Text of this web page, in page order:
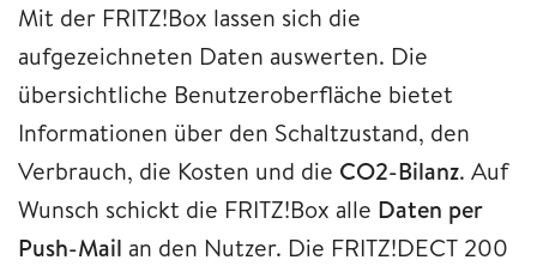
Mit der FRITZ!Box lassen sich die
aufgezeichneten Daten auswerten. Die
übersichtliche Benutzeroberfläche bietet
Informationen über den Schaltzustand, den
Verbrauch, die Kosten und die CO2-Bilanz. Auf
Wunsch schickt die FRITZ!Box alle Daten per
Push-Mail an den Nutzer. Die FRITZ!DECT 200